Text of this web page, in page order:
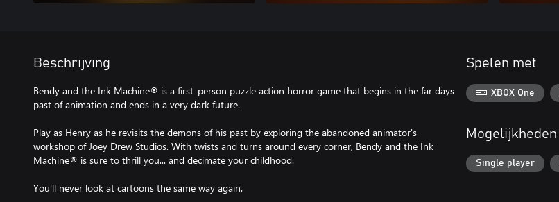
Beschrijving
Bendy and the Ink Machine® is a first-person puzzle action horror game that begins in the far days
past of animation and ends in a very dark future.
Play as Henry as he revisits the demons of his past by exploring the abandoned animator's
workshop of Joey Drew Studios. With twists and turns around every corner, Bendy and the Ink
Machine® is sure to thrill you... and decimate your childhood.
You'll never look at cartoons the same way again.
Spelen met
XBOX One
Mogelijkheden
Single player